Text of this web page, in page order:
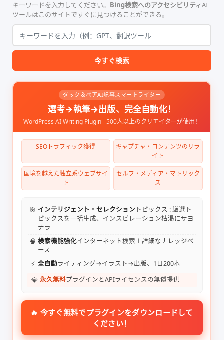
キーワードを入力してください。 Bing検索へのアクセシビリティAI
ツールはこのサイトですぐに見つけることができる。
今すぐ検索
ダック＆ペアAI記事スマートライター
選考→執筆→出版、完全自動化！
WordPress AI Writing Plugin - 500人以上のクリエイターが使用！
SEOトラフィック獲得
キャプチャ・コンテンツのリラ
イト
国境を越えた独立系ウェブサイ
ト
セルフ・メディア・マトリック
ス
🎯 インテリジェント・セレクション トピックス : 厳選ト
ピックスを一括生成、インスピレーション枯渇にサヨ
ナラ
🧠 検索機能強化インターネット検索＋詳細なナレッジベ
ース
⚡ 全自動ライティング→イラスト→出版、1日200本
💎 永久無料プラグインとAPIライセンスの無償提供
🔥 今すぐ無料でプラグインをダウンロードして
ください！